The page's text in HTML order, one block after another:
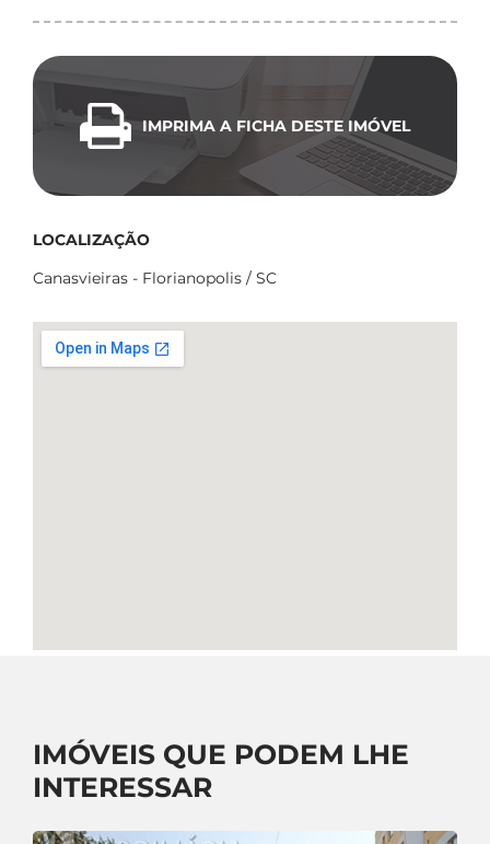
IMPRIMA A FICHA DESTE IMÓVEL
LOCALIZAÇÃO
Canasvieiras - Florianopolis / SC
IMÓVEIS QUE PODEM LHE
INTERESSAR